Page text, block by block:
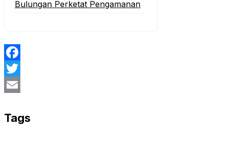
Bulungan Perketat Pengamanan
Facebook
Twitter
Tags